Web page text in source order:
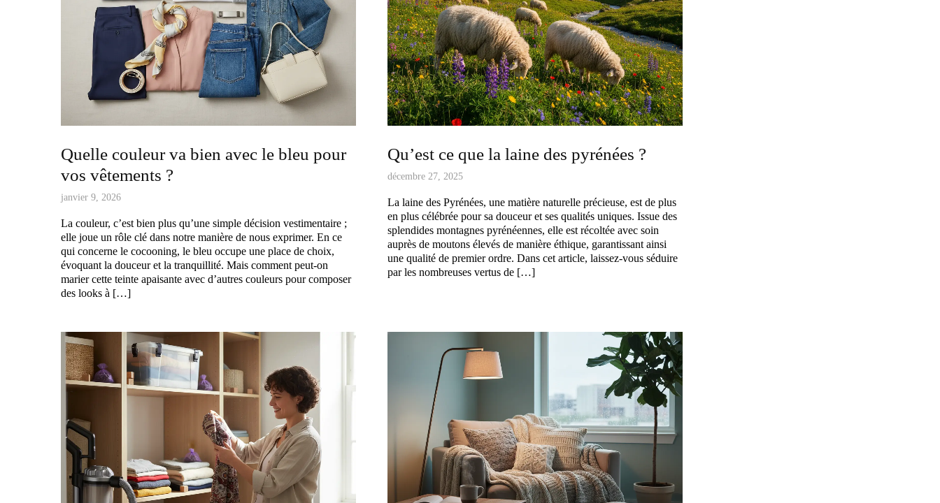
Quelle couleur va bien avec le bleu pour
vos vêtements ?
janvier 9, 2026
La couleur, c’est bien plus qu’une simple décision vestimentaire ;
elle joue un rôle clé dans notre manière de nous exprimer. En ce
qui concerne le cocooning, le bleu occupe une place de choix,
évoquant la douceur et la tranquillité. Mais comment peut-on
marier cette teinte apaisante avec d’autres couleurs pour composer
des looks à […]
Qu’est ce que la laine des pyrénées ?
décembre 27, 2025
La laine des Pyrénées, une matière naturelle précieuse, est de plus
en plus célébrée pour sa douceur et ses qualités uniques. Issue des
splendides montagnes pyrénéennes, elle est récoltée avec soin
auprès de moutons élevés de manière éthique, garantissant ainsi
une qualité de premier ordre. Dans cet article, laissez-vous séduire
par les nombreuses vertus de […]